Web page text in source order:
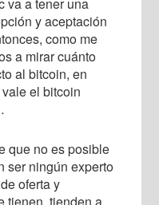
y aceptación
como me
a mirar cuánto
al bitcoin, en
el bitcoin
que no es posible
ser ningún experto
oferta y
tienen, tienden a